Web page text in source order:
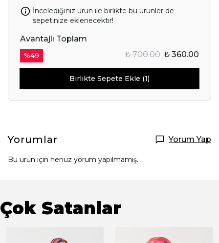
İncelediğiniz ürün ile birlikte bu ürünler de
sepetinize eklenecektir!
Avantajlı Toplam
%49 ₺ 700.00 ₺ 360.00
Birlikte Sepete Ekle (1)
Yorumlar Yorum Yap
Bu ürün için henüz yorum yapılmamış.
Çok Satanlar